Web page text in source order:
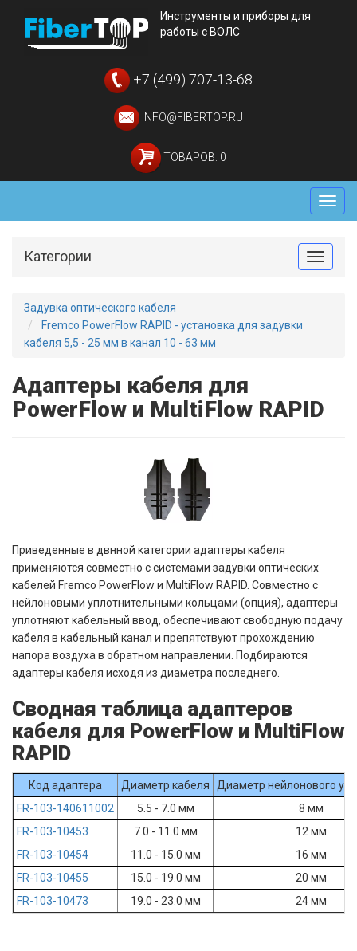
Инструменты и приборы для
работы с ВОЛС
+7 (499) 707-13-68
INFO@FIBERTOP.RU
ТОВАРОВ: 0
Меню
Toggle
Категории
Задувка оптического кабеля
Fremco PowerFlow RAPID - установка для задувки
кабеля 5,5 - 25 мм в канал 10 - 63 мм
Адаптеры кабеля для
PowerFlow и MultiFlow RAPID
Приведенные в двнной категории адаптеры кабеля
применяются совместно с системами задувки оптических
кабелей Fremco PowerFlow и MultiFlow RAPID. Совместно с
нейлоновыми уплотнительными кольцами (опция), адаптеры
уплотняют кабельный ввод, обеспечивают свободную подачу
кабеля в кабельный канал и препятствуют прохождению
напора воздуха в обратном направлении. Подбираются
адаптеры кабеля исходя из диаметра последнего.
Сводная таблица адаптеров
кабеля для PowerFlow и MultiFlow
RAPID
Код адаптера Диаметр кабеля
Диаметр нейлонового
FR-103-140611002
5.5 - 7.0 мм
8 мм
FR-103-10453
7.0 - 11.0 мм
12 мм
FR-103-10454
11.0 - 15.0 мм
16 мм
FR-103-10455
15.0 - 19.0 мм
20 мм
FR-103-10473
19.0 - 23.0 мм 24 мм